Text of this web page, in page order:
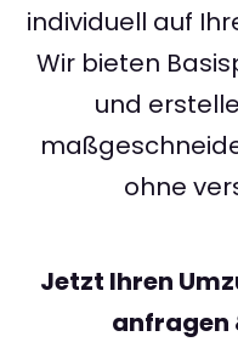
individuell auf
Wir bieten
und
ohne
Jetzt Ihren
anfragen